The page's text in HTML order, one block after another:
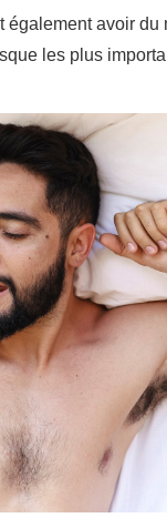
également avoir
les plus